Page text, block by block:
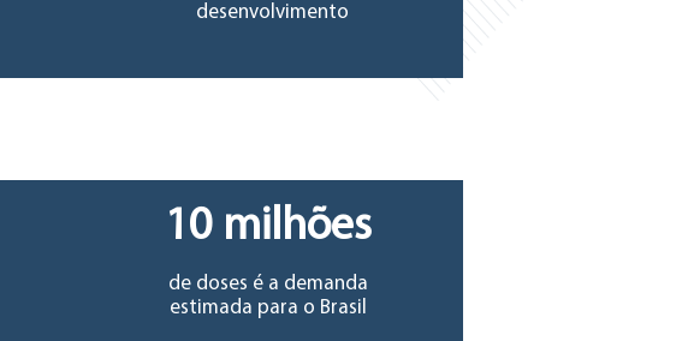
desenvolvimento
10 milhões
de doses é a demanda
estimada para o Brasil